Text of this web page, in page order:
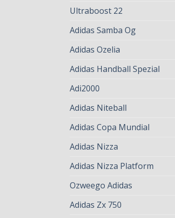
Ultraboost 22
Adidas Samba Og
Adidas Ozelia
Adidas Handball Spezial
Adi2000
Adidas Niteball
Adidas Copa Mundial
Adidas Nizza
Adidas Nizza Platform
Ozweego Adidas
Adidas Zx 750
STABIL NEXT GEN
58.00
STABIL NEXT